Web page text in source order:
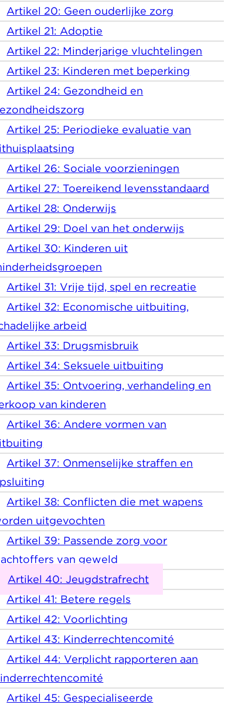
de ouders of voogd
of om schuld te
het kind getuigen;
kijken, als de eerste
verdachte is van een
om het jeugdstrafrecht
en andere instellingen
hoort ook dit bij:
Als jongere kinderen
Maar alleen
krijgt waarop
die het kind krijgt, niet
kind heeft gedaan en
hebben
en hulp om weer
speciale aanpak die past
feit, hebben volgens het
Die aanpak mag hen
in de samenleving.
Artikel 20: Geen ouderlijke zorg
Artikel 21: Adoptie
Artikel 22: Minderjarige vluchtelingen
Artikel 23: Kinderen met beperking
Artikel 24: Gezondheid en
Artikel 25: Periodieke evaluatie van
Artikel 26: Sociale voorzieningen
Artikel 27: Toereikend levensstandaard
Artikel 28: Onderwijs
Artikel 29: Doel van het onderwijs
Artikel 30: Kinderen uit
Artikel 31: Vrije tijd, spel en recreatie
Artikel 32: Economische uitbuiting,
arbeid
Artikel 33: Drugsmisbruik
Artikel 34: Seksuele uitbuiting
Artikel 35: Ontvoering, verhandeling en
van kinderen
Artikel 36: Andere vormen van
Artikel 37: Onmenselijke straffen en
Artikel 38: Conflicten die met wapens
uitgevochten
Artikel 39: Passende zorg voor
van geweld
Artikel 40: Jeugdstrafrecht
Artikel 41: Betere regels
Artikel 42: Voorlichting
Artikel 43: Kinderrechtencomité
Artikel 44: Verplicht rapporteren aan
Artikel 45: Gespecialiseerde